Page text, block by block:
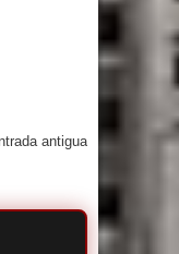
antigua